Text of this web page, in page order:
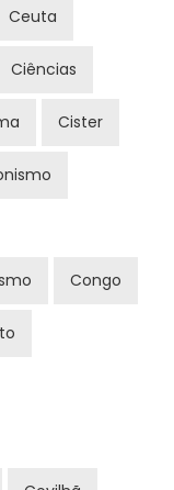
Ceuta
Ciências
Cister
Congo